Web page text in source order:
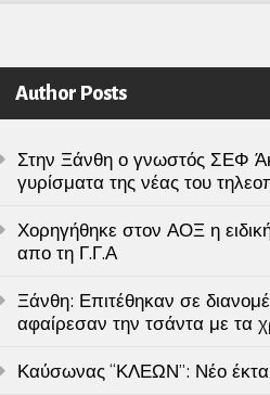
Author Posts
Στην Ξάνθη ο γνωστός ΣΕΦ
γυρίσματα της νέας του
Χορηγήθηκε στον ΑΟΞ η
απο τη Γ.Γ.Α
Ξάνθη: Επιτέθηκαν σε
αφαίρεσαν την τσάντα με τα
Καύσωνας “ΚΛΕΩΝ”: Νέο